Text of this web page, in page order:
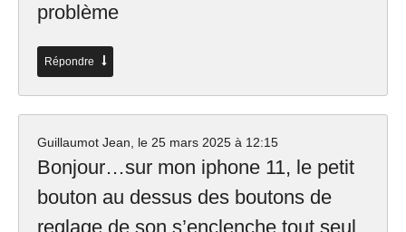
problème
Répondre
Guillaumot Jean, le 25 mars 2025 à 12:15
Bonjour…sur mon iphone 11, le petit
bouton au dessus des boutons de
reglage de son s’enclenche tout seul,